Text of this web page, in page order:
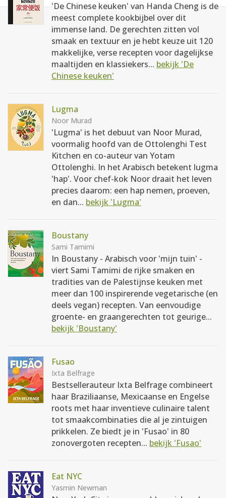
'De Chinese keuken' van Handa Cheng is de
meest complete kookbijbel over dit
immense land. De gerechten zitten vol
smaak en textuur en je hebt keuze uit 120
makkelijke, verse recepten voor dagelijkse
maaltijden en klassiekers... bekijk 'De
Chinese keuken'
Lugma
Noor Murad
'Lugma' is het debuut van Noor Murad,
voormalig hoofd van de Ottolenghi Test
Kitchen en co-auteur van Yotam
Ottolenghi. In het Arabisch betekent lugma
'hap'. Voor chef-kok Noor draait het leven
precies daarom: een hap nemen, proeven,
en dan... bekijk 'Lugma'
Boustany
Sami Tamimi
In Boustany - Arabisch voor 'mijn tuin' -
viert Sami Tamimi de rijke smaken en
tradities van de Palestijnse keuken met
meer dan 100 inspirerende vegetarische (en
deels vegan) recepten. Van eenvoudige
groente- en graangerechten tot geurige...
bekijk 'Boustany'
Fusao
Ixta Belfrage
Bestsellerauteur Ixta Belfrage combineert
haar Braziliaanse, Mexicaanse en Engelse
roots met haar inventieve culinaire talent
tot smaakcombinaties die al je zintuigen
prikkelen. Ze biedt je in 'Fusao' in 80
zonovergoten recepten... bekijk 'Fusao'
Eat NYC
Yasmin Newman